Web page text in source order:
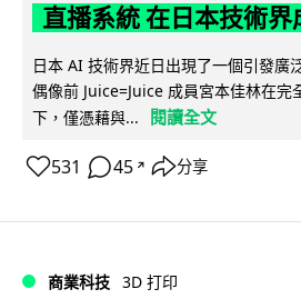
直播系統 在日本技術界
日本 AI 技術界近日出現了一個引發廣
偶像前 Juice=Juice 成員宮本佳林在完
下，僅憑藉與...
閱讀全文
531 45 ↗ 分享
商業科技 3D 打印